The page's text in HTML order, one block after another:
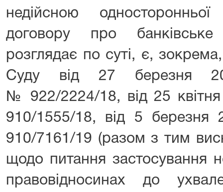
недійсною
договору про банківське
розглядає по суті, є,
Суду від 27 березня
№ 922/2224/18, від 25
910/1555/18, від 5
910/7161/19 (разом з тим
щодо питання застосування
правовідносинах до